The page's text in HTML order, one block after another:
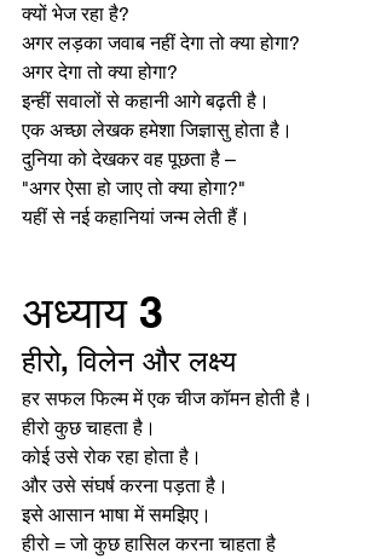
क्यों भेज रहा है?
अगर लड़का जवाब नहीं देगा तो क्या होगा?
अगर देगा तो क्या होगा?
इन्हीं सवालों से कहानी आगे बढ़ती है।
एक अच्छा लेखक हमेशा जिज्ञासु होता है।
दुनिया को देखकर वह पूछता है –
"अगर ऐसा हो जाए तो क्या होगा?"
यहीं से नई कहानियां जन्म लेती हैं।
अध्याय 3
हीरो, विलेन और लक्ष्य
हर सफल फिल्म में एक चीज कॉमन होती है।
हीरो कुछ चाहता है।
कोई उसे रोक रहा होता है।
और उसे संघर्ष करना पड़ता है।
इसे आसान भाषा में समझिए।
हीरो = जो कुछ हासिल करना चाहता है